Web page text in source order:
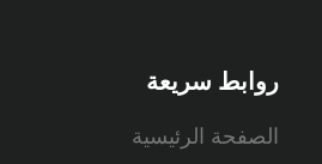
روابط سريعة
الصفحة الرئيسية